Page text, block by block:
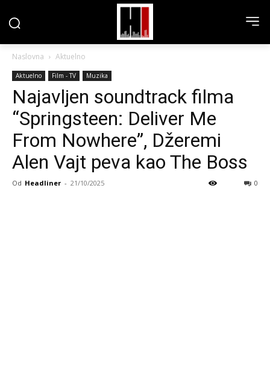
Naslovna Aktuelno
Aktuelno Film - TV Muzika
Najavljen soundtrack filma
“Springsteen: Deliver Me
From Nowhere”, Džeremi
Alen Vajt peva kao The Boss
Od Headliner - 21/10/2025 0